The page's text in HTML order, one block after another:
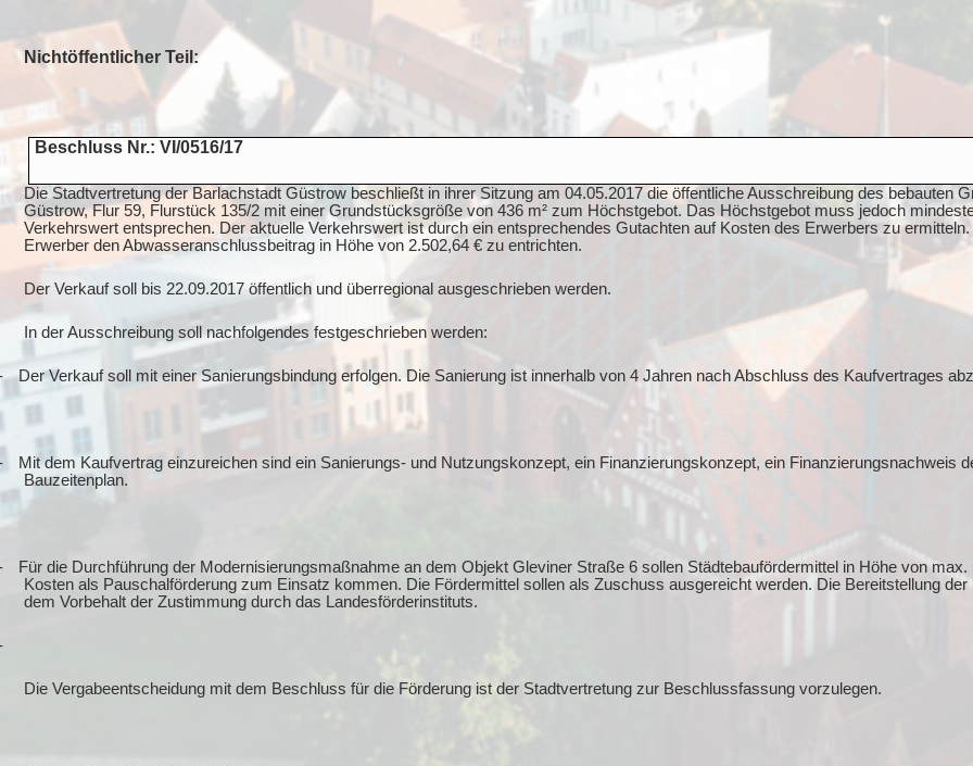
Nichtöffentlicher Teil:
Beschluss Nr.: VI/0516/17
Die Stadtvertretung der Barlachstadt Güstrow beschließt in ihrer Sitzung am 04.05.2017 die öffentliche Ausschreibung des bebauten
Güstrow, Flur 59, Flurstück 135/2 mit einer Grundstücksgröße von 436 m² zum Höchstgebot. Das Höchstgebot muss jedoch
Verkehrswert entsprechen. Der aktuelle Verkehrswert ist durch ein entsprechendes Gutachten auf Kosten des Erwerbers zu ermitteln.
Erwerber den Abwasseranschlussbeitrag in Höhe von 2.502,64 € zu entrichten.
Der Verkauf soll bis 22.09.2017 öffentlich und überregional ausgeschrieben werden.
In der Ausschreibung soll nachfolgendes festgeschrieben werden:
Der Verkauf soll mit einer Sanierungsbindung erfolgen. Die Sanierung ist innerhalb von 4 Jahren nach Abschluss des Kaufvertrages
Mit dem Kaufvertrag einzureichen sind ein Sanierungs- und Nutzungskonzept, ein Finanzierungskonzept, ein Finanzierungsnachweis
Bauzeitenplan.
Für die Durchführung der Modernisierungsmaßnahme an dem Objekt Gleviner Straße 6 sollen Städtebaufördermittel in Höhe von max.
Kosten als Pauschalförderung zum Einsatz kommen. Die Fördermittel sollen als Zuschuss ausgereicht werden. Die Bereitstellung der
dem Vorbehalt der Zustimmung durch das Landesförderinstituts.
Die Vergabeentscheidung mit dem Beschluss für die Förderung ist der Stadtvertretung zur Beschlussfassung vorzulegen.